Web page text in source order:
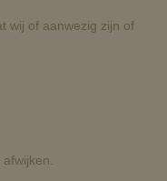
wij of aanwezig zijn of